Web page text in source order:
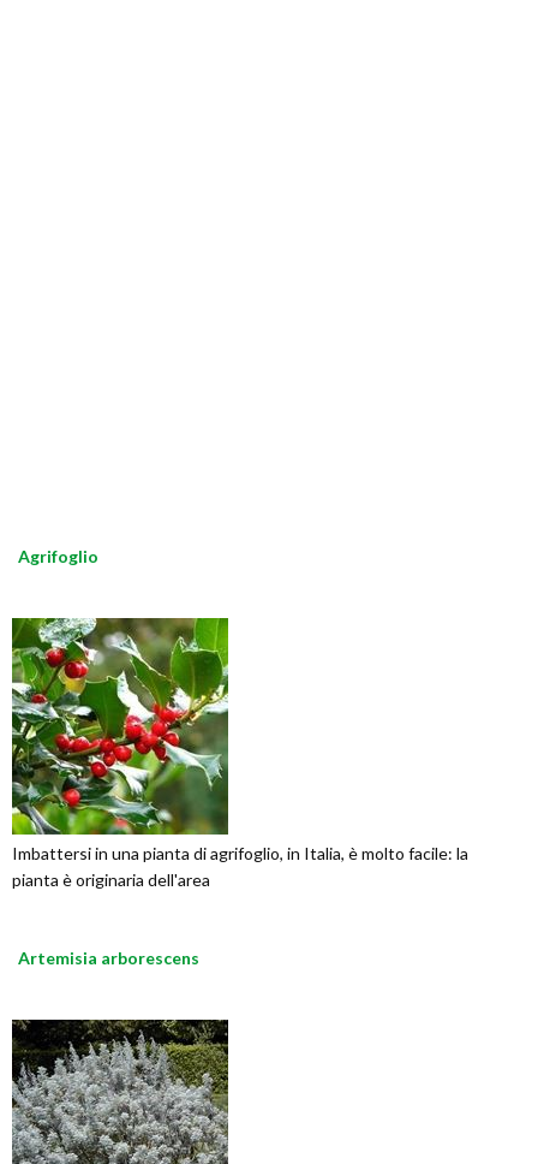
Agrifoglio
Imbattersi in una pianta di agrifoglio, in Italia, è molto facile: la
pianta è originaria dell'area
Artemisia arborescens